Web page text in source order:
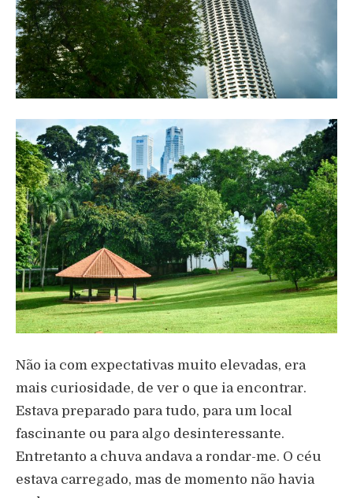
Não ia com expectativas muito elevadas, era
mais curiosidade, de ver o que ia encontrar.
Estava preparado para tudo, para um local
fascinante ou para algo desinteressante.
Entretanto a chuva andava a rondar-me. O céu
estava carregado, mas de momento não havia